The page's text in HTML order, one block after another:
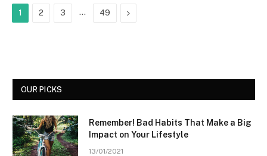
1 2 3 … 49 Next
OUR PICKS
Remember! Bad Habits That Make a Big
Impact on Your Lifestyle
13/01/2021